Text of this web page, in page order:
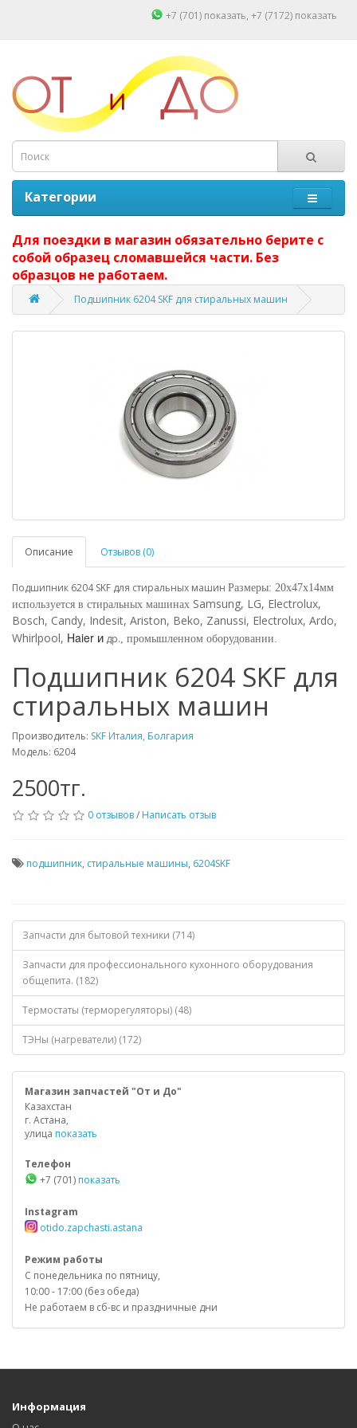
+7 (701) показать, +7 (7172) показать
Категории
Для поездки в магазин обязательно берите с
собой образец сломавшейся части. Без
образцов не работаем.
Подшипник 6204 SKF для стиральных машин
Описание Отзывов (0)
Подшипник 6204 SKF для стиральных машин
используется в стиральных машинах Samsung, LG, Electrolux,
Bosch, Candy, Indesit, Ariston, Beko, Zanussi, Electrolux, Ardo,
Whirlpool, Haier и др., промышленном оборудовании.
Подшипник 6204 SKF для
стиральных машин
Производитель: SKF Италия, Болгария
Модель: 6204
2500тг.
0 отзывов/ Написать отзыв
подшипник, стиральные машины, 6204SKF
Запчасти для бытовой техники (714)
Запчасти для профессионального кухонного оборудования
общепита. (182)
Термостаты (терморегуляторы) (48)
ТЭНы (нагреватели) (172)
Магазин запчастей "От и До"
Казахстан
г. Астана,
улица показать
Телефон
+7 (701) показать
Instagram
otido.zapchasti.astana
Режим работы
С понедельника по пятницу,
10:00 - 17:00 (без обеда)
Не работаем в сб-вс и праздничные дни
Информация